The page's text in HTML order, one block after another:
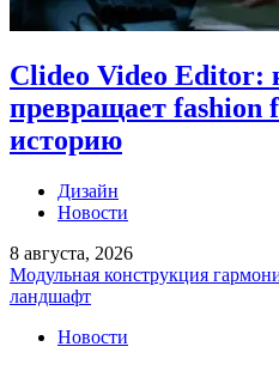
Clideo Video Editor:
превращает fashion
историю
Дизайн
Новости
8 августа, 2026
Модульная конструкция
ландшафт
Новости